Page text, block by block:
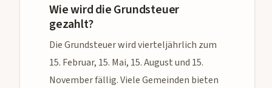
Wie wird die Grundsteuer
gezahlt?
Die Grundsteuer wird vierteljährlich zum
15. Februar, 15. Mai, 15. August und 15.
November fällig. Viele Gemeinden bieten